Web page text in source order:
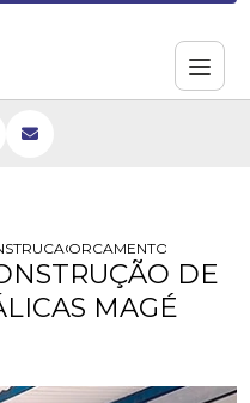
ESTRUTURAS METALICAS
TRELICA METALICA
ORCAMENTO DE
DE
MAGÉ